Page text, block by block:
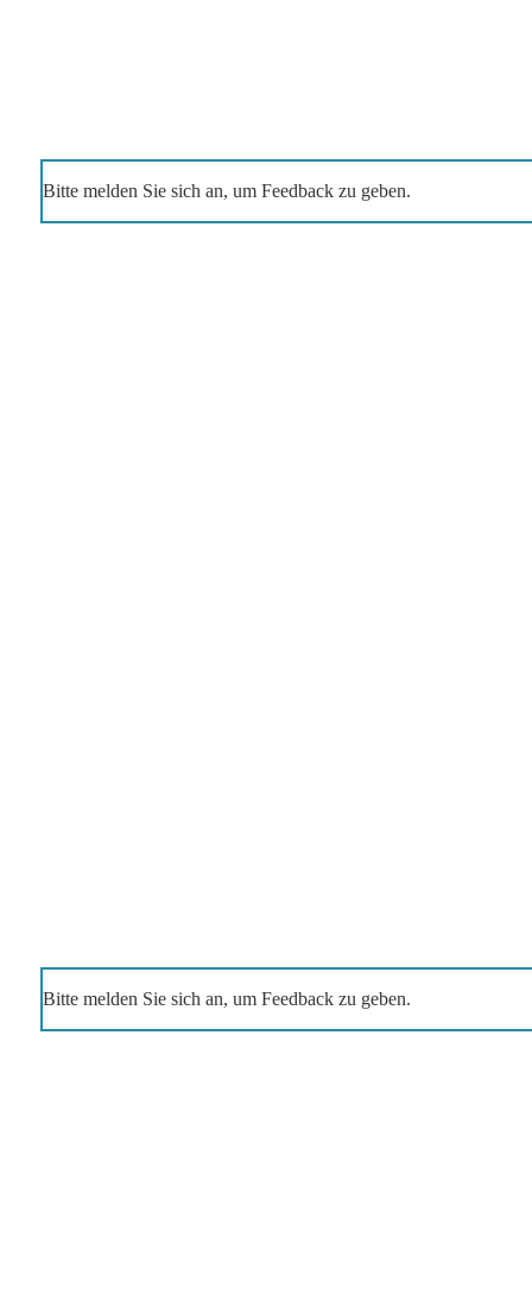
Bitte melden Sie sich an, um Feedback zu geben.
Bitte melden Sie sich an, um Feedback zu geben.